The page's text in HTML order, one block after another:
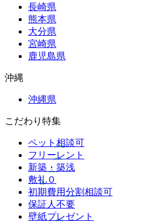
長崎県
熊本県
大分県
宮崎県
鹿児島県
沖縄
沖縄県
こだわり特集
ペット相談可
フリーレント
新築・築浅
敷礼０
初期費用分割相談可
保証人不要
壁紙プレゼント